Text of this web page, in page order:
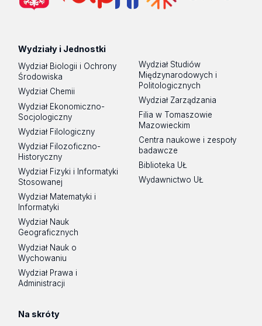
Wydziały i Jednostki
Wydział Biologii i Ochrony
Środowiska
Wydział Chemii
Wydział Ekonomiczno-
Socjologiczny
Wydział Filologiczny
Wydział Filozoficzno-
Historyczny
Wydział Fizyki i Informatyki
Stosowanej
Wydział Matematyki i
Informatyki
Wydział Nauk
Geograficznych
Wydział Nauk o
Wychowaniu
Wydział Prawa i
Administracji
Wydział Studiów
Międzynarodowych i
Politologicznych
Wydział Zarządzania
Filia w Tomaszowie
Mazowieckim
Centra naukowe i zespoły
badawcze
Biblioteka UŁ
Wydawnictwo UŁ
Na skróty